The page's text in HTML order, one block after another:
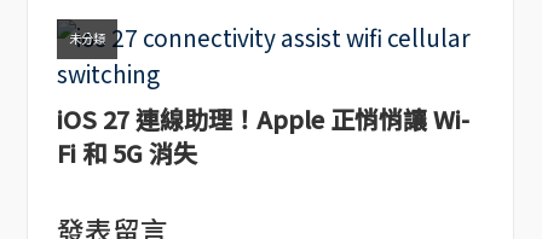
未分類
iOS 27 連線助理！Apple 正悄悄讓 Wi-
Fi 和 5G 消失
發表留言